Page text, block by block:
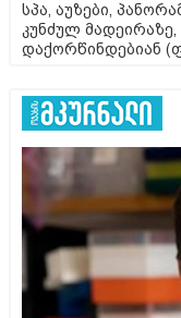
სპა, აუზები,
კუნძულ
დაქორწინდებიან